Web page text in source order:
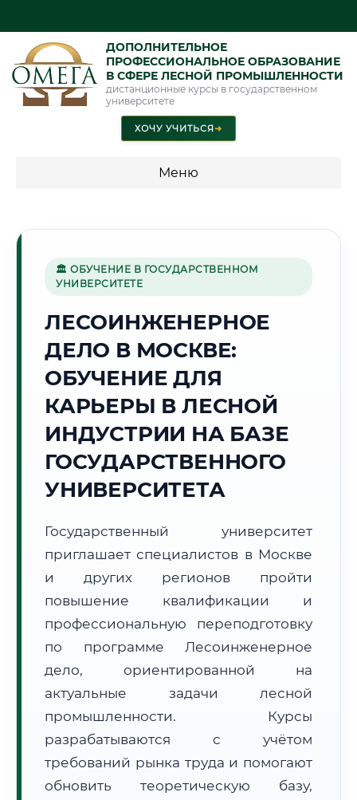
ДОПОЛНИТЕЛЬНОЕ
ПРОФЕССИОНАЛЬНОЕ ОБРАЗОВАНИЕ
В СФЕРЕ ЛЕСНОЙ ПРОМЫШЛЕННОСТИ
дистанционные курсы в государственном
университете
ХОЧУ УЧИТЬСЯ➜
Меню
промышленность"
🏛️
Г. МОСКВА
Точное местное время:
09:52:36
Суббота, 8 Августа
Погода в г. Москва:
🌅 Восход:04:48
📍 Региональная справка г. Москва
Почтовые индексы:
101000–129999
Часовой пояс:
МСК (UTC+3)
Формат учебы:
Дистанционно
🗺️ Зона обслуживания: г. Москва
🏛 ОБУЧЕНИЕ В ГОСУДАРСТВЕННОМ
УНИВЕРСИТЕТЕ
ЛЕСОИНЖЕНЕРНОЕ
ДЕЛО В МОСКВЕ:
ОБУЧЕНИЕ ДЛЯ
КАРЬЕРЫ В ЛЕСНОЙ
ИНДУСТРИИ НА БАЗЕ
ГОСУДАРСТВЕННОГО
УНИВЕРСИТЕТА
Государственный университет
приглашает специалистов в Москве
и других регионов пройти
повышение квалификации и
профессиональную переподготовку
по программе Лесоинженерное
дело, ориентированной на
актуальные задачи лесной
промышленности. Курсы
разрабатываются с учётом
требований рынка труда и помогают
обновить теоретическую базу,